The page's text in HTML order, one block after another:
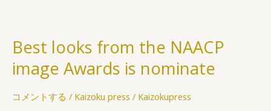
Best looks from the NAACP
image Awards is nominate
コメントする / Kaizoku press / Kaizokupress
from
the
NAACP
Awards